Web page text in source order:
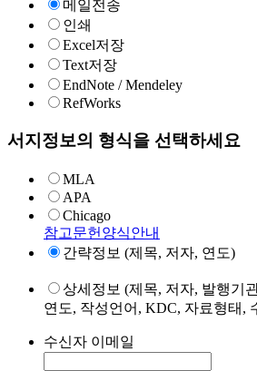
메일전송
인쇄
Excel저장
Text저장
EndNote / Mendeley
RefWorks
서지정보의 형식을 선택하세요
MLA
APA
Chicago
참고문헌양식안내
간략정보 (제목, 저자, 연도)
상세정보 (제목, 저자, 발행기
연도, 작성언어, KDC, 자료형태,
수신자 이메일